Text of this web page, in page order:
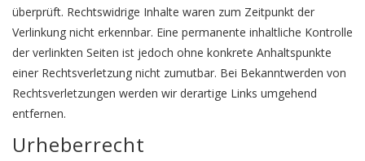
überprüft. Rechtswidrige Inhalte waren zum Zeitpunkt der
Verlinkung nicht erkennbar. Eine permanente inhaltliche Kontrolle
der verlinkten Seiten ist jedoch ohne konkrete Anhaltspunkte
einer Rechtsverletzung nicht zumutbar. Bei Bekanntwerden von
Rechtsverletzungen werden wir derartige Links umgehend
entfernen.
Urheberrecht